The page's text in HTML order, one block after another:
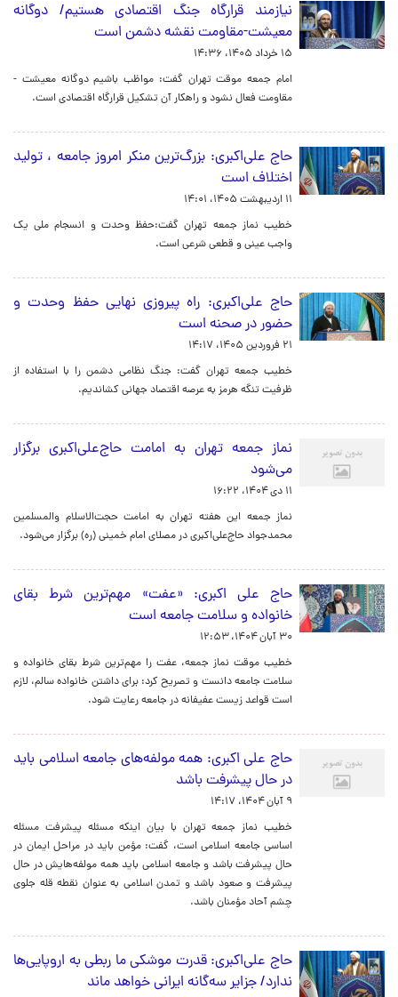
نیازمند قرارگاه جنگ اقتصادی هستیم/ دوگانه
معیشت-مقاومت نقشه دشمن است
۱۵ خرداد ۱۴۰۵، ۱۴:۳۶
امام جمعه موقت تهران گفت: مواظب باشیم دوگانه معیشت -
مقاومت فعال نشود و راهکار آن تشکیل قرارگاه اقتصادی است.
حاج علی‌اکبری: بزرگ‌ترین منکر امروز جامعه ، تولید
اختلاف است
۱۱ اردیبهشت ۱۴۰۵، ۱۴:۰۱
خطیب نماز جمعه تهران گفت:حفظ وحدت و انسجام ملی یک
واجب عینی و قطعی شرعی است.
حاج علی‌اکبری: راه پیروزی نهایی حفظ وحدت و
حضور در صحنه است
۲۱ فروردین ۱۴۰۵، ۱۴:۱۷
خطیب جمعه تهران گفت: جنگ نظامی دشمن را با استفاده از
ظرفیت تنگه هرمز به عرصه اقتصاد جهانی کشاندیم.
نماز جمعه تهران به امامت حاج‌علی‌اکبری برگزار
می‌شود
۱۱ دی ۱۴۰۴، ۱۶:۲۲
نماز جمعه این هفته تهران به امامت حجت‌الاسلام والمسلمین
محمدجواد حاج‌علی‌اکبری در مصلای امام خمینی (ره) برگزار می‌شود.
حاج علی اکبری: «عفت» مهم‌ترین شرط بقای
خانواده و سلامت جامعه است
۳۰ آبان ۱۴۰۴، ۱۲:۵۳
خطیب موقت نماز جمعه، عفت را مهم‌ترین شرط بقای خانواده و
سلامت جامعه دانست و تصریح کرد: برای داشتن خانواده سالم، لازم
است قواعد زیست عفیفانه در جامعه رعایت شود.
حاج علی اکبری: همه مولفه‌های جامعه اسلامی باید
در حال پیشرفت باشد
۹ آبان ۱۴۰۴، ۱۴:۱۷
خطیب نماز جمعه تهران با بیان اینکه مسئله پیشرفت مسئله
اساسی جامعه اسلامی است، گفت: مؤمن باید در مراحل ایمان در
حال پیشرفت باشد و جامعه اسلامی باید همه مولفه‌هایش در حال
پیشرفت و صعود باشد و تمدن اسلامی به عنوان نقطه قله جلوی
چشم آحاد مؤمنان باشد.
حاج علی‌اکبری: قدرت موشکی ما ربطی به اروپایی‌ها
ندارد/ جزایر سه‌گانه ایرانی‌ خواهد ماند